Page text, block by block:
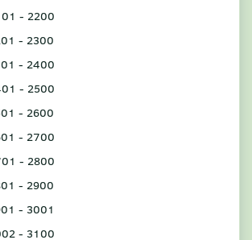
- 2200
- 2300
- 2400
- 2500
- 2600
- 2700
- 2800
- 2900
- 3001
- 3100